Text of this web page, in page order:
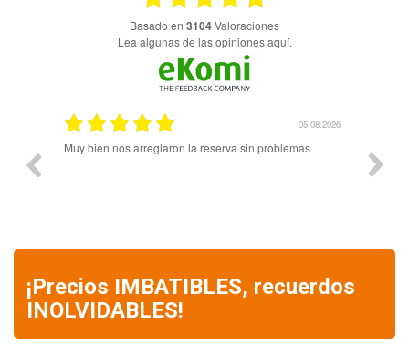
basado en 3104Valoraciones
Lea algunas de las opiniones aquí.
05.08.2026
Muy bien nos arreglaron la reserva sin problemas
reserva
¡Precios IMBATIBLES, recuerdos
INOLVIDABLES!